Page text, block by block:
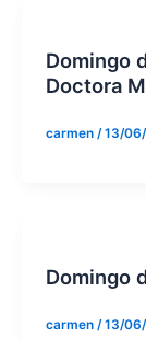
Domingo
Doctora
carmen /13/
Domingo
carmen /13/